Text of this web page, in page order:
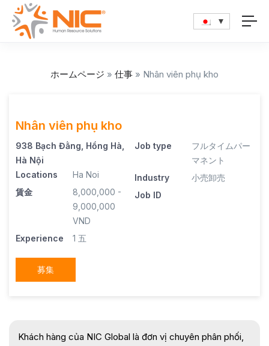
ホームページ » 仕事 » Nhân viên phụ kho
Nhân viên phụ kho
938 Bạch Đằng, Hồng Hà,
Hà Nội
Locations
Ha Noi
賃金
8,000,000 -
9,000,000
VND
Experience
1 五
Job type
フルタイムパー
マネント
Industry
小売卸売
Job ID
募集
Khách hàng của NIC Global là đơn vị chuyên phân phối,